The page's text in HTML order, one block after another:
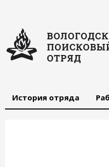
История отряда